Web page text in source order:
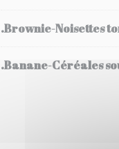
.Brownie-Noisettes
.Banane-Céréales